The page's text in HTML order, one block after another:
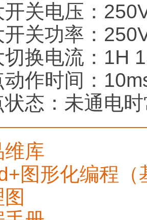
开关电压：
开关功率：
切换电流：1H
动作时间：
状态：未通电
维库
图形化编程